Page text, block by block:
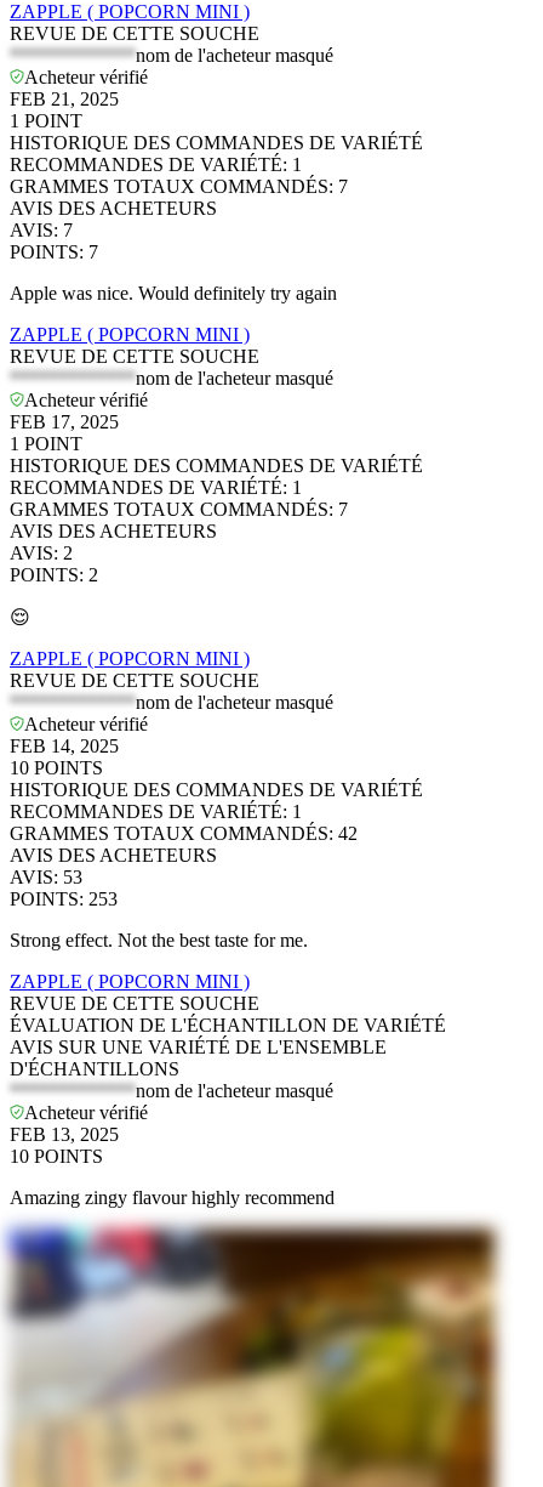
ZAPPLE ( POPCORN MINI )
REVUE DE CETTE SOUCHE
*************nom de l'acheteur masqué
Acheteur vérifié
FEB 21, 2025
1 POINT
HISTORIQUE DES COMMANDES DE VARIÉTÉ
RECOMMANDES DE VARIÉTÉ: 1
GRAMMES TOTAUX COMMANDÉS: 7
AVIS DES ACHETEURS
AVIS: 7
POINTS: 7
Apple was nice. Would definitely try again
ZAPPLE ( POPCORN MINI )
REVUE DE CETTE SOUCHE
*************nom de l'acheteur masqué
Acheteur vérifié
FEB 17, 2025
1 POINT
HISTORIQUE DES COMMANDES DE VARIÉTÉ
RECOMMANDES DE VARIÉTÉ: 1
GRAMMES TOTAUX COMMANDÉS: 7
AVIS DES ACHETEURS
AVIS: 2
POINTS: 2
😌
ZAPPLE ( POPCORN MINI )
REVUE DE CETTE SOUCHE
*************nom de l'acheteur masqué
Acheteur vérifié
FEB 14, 2025
10 POINTS
HISTORIQUE DES COMMANDES DE VARIÉTÉ
RECOMMANDES DE VARIÉTÉ: 1
GRAMMES TOTAUX COMMANDÉS: 42
AVIS DES ACHETEURS
AVIS: 53
POINTS: 253
Strong effect. Not the best taste for me.
ZAPPLE ( POPCORN MINI )
REVUE DE CETTE SOUCHE
ÉVALUATION DE L'ÉCHANTILLON DE VARIÉTÉ
AVIS SUR UNE VARIÉTÉ DE L'ENSEMBLE
D'ÉCHANTILLONS
*************nom de l'acheteur masqué
Acheteur vérifié
FEB 13, 2025
10 POINTS
Amazing zingy flavour highly recommend